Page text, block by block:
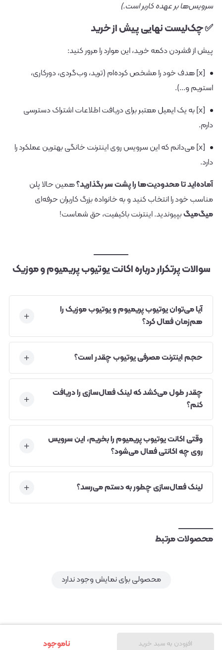
افزودن به سبد خرید ناموجود
سرویس‌ها بر عهده کاربر است.)
✅ چک‌لیست نهایی پیش از خرید
پیش از فشردن دکمه خرید، این موارد را مرور کنید:
[x] هدف خود را مشخص کرده‌ام (ترید، وب‌گردی، دورکاری،
استریم و...).
[x] به یک ایمیل معتبر برای دریافت اطلاعات اشتراک دسترسی
دارم.
[x] می‌دانم که این سرویس روی اینترنت خانگی بهترین عملکرد را
دارد.
آماده‌اید تا محدودیت‌ها را پشت سر بگذارید؟همین حالا پلن
مناسب خود را انتخاب کنید و به خانواده بزرگ کاربران حرفه‌ای
میگ‌میگبپیوندید. اینترنت باکیفیت، حق شماست!
سوالات پرتکرار درباره اکانت یوتیوب پریمیوم و موزیک
آیا می‌توان یوتیوب پریمیوم و یوتیوب موزیک را
هم‌زمان فعال کرد؟
حجم اینترنت مصرفی یوتیوب چقدر است؟
چقدر طول می‌کشد که لینک فعال‌سازی را دریافت
کنم؟
وقتی اکانت یوتیوب پریمیوم را بخریم، این سرویس
روی چه اکانتی فعال می‌شود؟
لینک فعال‌سازی چطور به دستم می‌رسد؟
محصولات مرتبط
محصولی برای نمایش وجود ندارد